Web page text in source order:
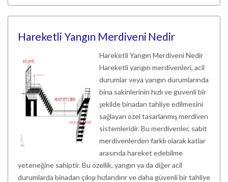
Hareketli Yangın Merdiveni Nedir
Hareketli Yangın Merdiveni Nedir
Hareketli yangın merdivenleri, acil
durumlar veya yangın durumlarında
bina sakinlerinin hızlı ve güvenli bir
şekilde binadan tahliye edilmesini
sağlayan özel tasarlanmış merdiven
sistemleridir. Bu merdivenler, sabit
merdivenlerden farklı olarak katlar
arasında hareket edebilme
yeteneğine sahiptir. Bu özellik, yangın ya da diğer acil
durumlarda binadan çıkışı hızlandırır ve daha güvenli bir tahliye